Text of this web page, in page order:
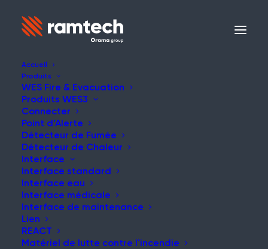
Accueil
Produits
WES Fire & Evacuation
Produits WES3
Connecter
Point d’Alerte
Détecteur de Fumée
Détecteur de Chaleur
Interface
Interface standard
Interface eau
Interface médicale
Interface de maintenance
Lien
REACT
Matériel de lutte contre l'incendie
SOLUTION
Système de Détection
de Fuites d’Eau
Détection des fuites d'eau avec
alertes en temps réel